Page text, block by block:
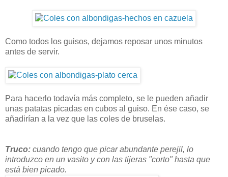
Como todos los guisos, dejamos reposar unos minutos
antes de servir.
Para hacerlo todavía más completo, se le pueden añadir
unas patatas picadas en cubos al guiso. En ése caso, se
añadirían a la vez que las coles de bruselas.
Truco: cuando tengo que picar abundante perejil, lo
introduzco en un vasito y con las tijeras "corto" hasta que
está bien picado.